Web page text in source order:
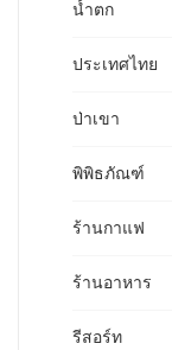
น้ำตก
ประเทศไทย
ป่าเขา
พิพิธภัณฑ์
ร้านกาแฟ
ร้านอาหาร
รีสอร์ท